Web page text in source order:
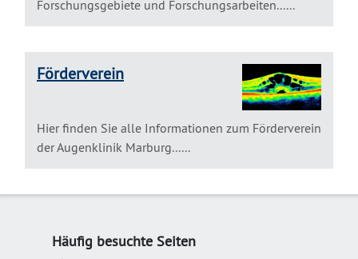
Forschungsgebiete und Forschungsarbeiten......
Förderverein
Hier finden Sie alle Informationen zum Förderverein
der Augenklinik Marburg......
Häufig besuchte Seiten